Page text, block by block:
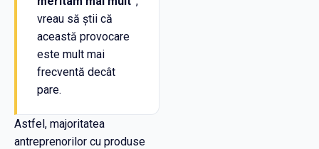
vreau să știi că
această provocare
este mult mai
frecventă decât
pare.
Astfel, majoritatea
antreprenorilor cu produse